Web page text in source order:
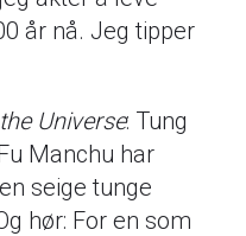
år nå. Jeg tipper
Universe: Tung
Manchu har
seige tunge
hør: For en som